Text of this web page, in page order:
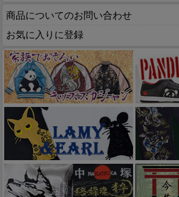
商品についてのお問い合わせ
お気に入りに登録